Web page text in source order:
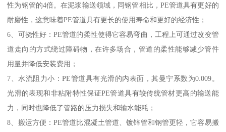
性为钢管的4倍。在泥浆输送领域，同钢管相比，PE管道具有更好的
耐磨性，这意味着PE管道具有更长的使用寿命和更好的经济性；
6、可挠性好：PE管道的柔性使得它容易弯曲，工程上可通过改变管
道走向的方式绕过障碍物，在许多场合，管道的柔性能够减少管件
用量并降低安装费用；
7、水流阻力小：PE管道具有光滑的内表面，其曼宁系数为0.009。
光滑的表现和非粘附特性保证PE管道具有较传统管材更高的输送能
力，同时也降低了管路的压力损失和输水能耗；
8、搬运方便：PE管道比混凝土管道、镀锌管和钢管更轻，它容易搬